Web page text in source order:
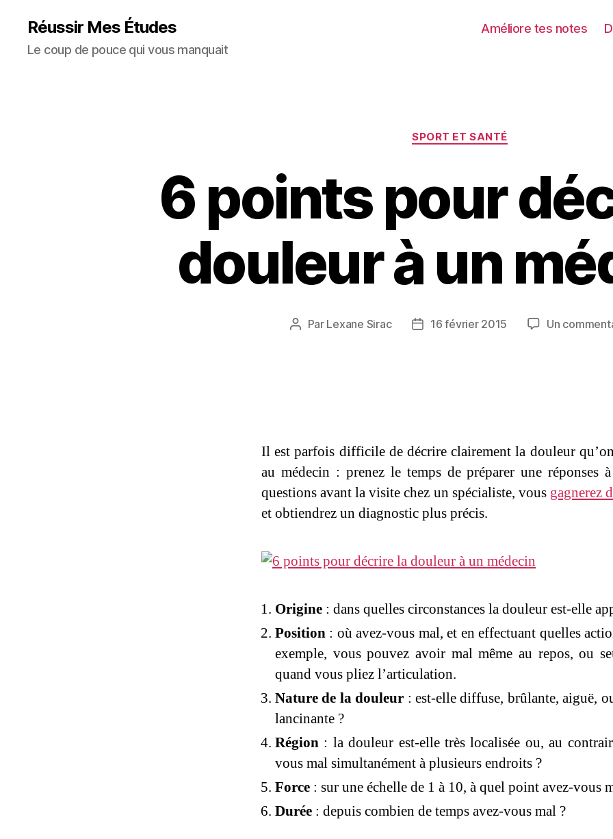
Réussir Mes Études
Le coup de pouce qui vous manquait
Améliore tes notes
Catégories
SPORT ET SANTÉ
6 points pour
douleur à un
Auteur
Par Lexane Sirac
Date16 février 2015 Un
Il est parfois difficile de décrire clairement la douleur
au médecin : prenez le temps de préparer une réponses
questions avant la visite chez un spécialiste, vous gagnerez
et obtiendrez un diagnostic plus précis.
Origine : dans quelles circonstances la douleur est-elle
Position : où avez-vous mal, et en effectuant quelles
exemple, vous pouvez avoir mal même au repos, ou
quand vous pliez l’articulation.
Nature de la douleur : est-elle diffuse, brûlante, aiguë,
lancinante ?
Région : la douleur est-elle très localisée ou, au
vous mal simultanément à plusieurs endroits ?
Force : sur une échelle de 1 à 10, à quel point avez-vous
Durée : depuis combien de temps avez-vous mal ?